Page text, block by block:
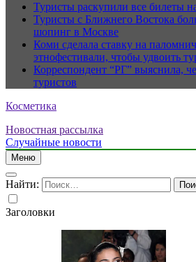
Туристы раскупили все билеты
Туристы с Ближнего Востока
шопинг в Москве
Коми сделала ставку на
этнофестивали, чтобы удвоить
Корреспондент “РГ” выяснила,
туристов
Косметика
Новостная рассылка
Случайные новости
Меню
Найти:
Заголовки